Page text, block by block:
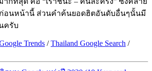
อนหน้านี้ ส่วนคำค้นยอดฮิตอันดับอื่นๆนั้นมี
ครับ
Trends /Thailand Google Search /